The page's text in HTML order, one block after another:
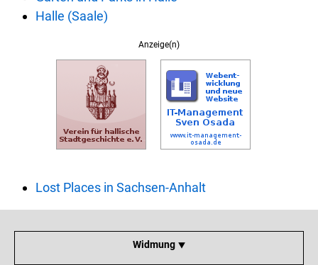
Halle (Saale)
Anzeige(n)
Lost Places in Sachsen-Anhalt
Widmung ⯆